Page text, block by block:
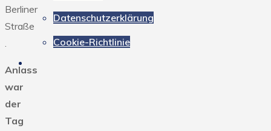
Datenschutzerklärung
Cookie-Richtlinie
Berliner
Straße
.
Anlass
war
der
Tag